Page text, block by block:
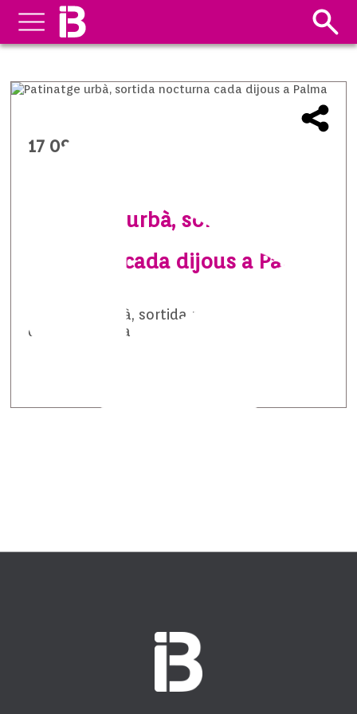
17 09 2014
Patinatge urbà, sortida
nocturna cada dijous a Palma
Patinatge urbà, sortida nocturna cada
dijous a Palma